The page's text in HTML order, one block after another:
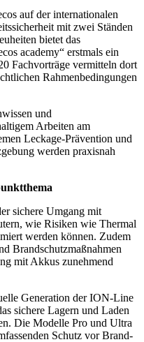
auf der internationalen
mit zwei Ständen
bietet das
academy“ erstmals ein
Fachvorträge vermitteln dort
Rahmenbedingungen
und
Arbeiten am
Leckage-Prävention und
werden praxisnah
sichere Umgang mit
wie Risiken wie Thermal
werden können. Zudem
Brandschutzmaßnahmen
mit Akkus zunehmend
Generation der ION-Line
sichere Lagern und Laden
Die Modelle Pro und Ultra
Schutz vor Brand-